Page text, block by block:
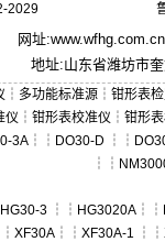
2029
网址:www.wfhg.com.cn
地址:山东省潍坊市
┆ 多功能标准源 ┆ 钳形表
仪 ┆ 钳形表校准仪 ┆ 钳形
3A ┆┆ DO30-D ┆┆
┆┆
HG30-3 ┆┆ HG3020A ┆┆
XF30A ┆┆ XF30A-1 ┆┆